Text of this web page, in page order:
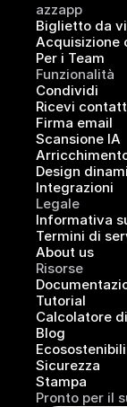
azzapp
Biglietto da
Acquisizione
Per i Team
Funzionalità
Condividi
Ricevi
Firma email
Scansione IA
Design
Integrazioni
Legale
Informativa
Termini di
About us
Risorse
Tutorial
Calcolatore
Blog
Sicurezza
Stampa
Pronto per il